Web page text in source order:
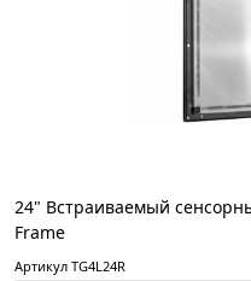
24" Встраиваемый
Frame
Артикул TG4L24R